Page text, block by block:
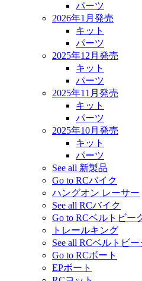
パーツ
2026年1月発売
キット
パーツ
2025年12月発売
キット
パーツ
2025年11月発売
キット
パーツ
2025年10月発売
キット
パーツ
See all 新製品
Go to RCバイク
ハングオン レーサー
See all RCバイク
Go to RCベルトビー
トレールキング
See all RCベルトビ
Go to RCボート
EPボート